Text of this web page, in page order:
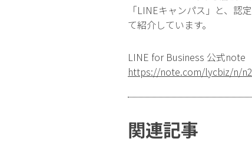
「LINEキャンパス」と、認
て紹介しています。
LINE for Business 公式note
https://note.com/lycbiz/n/
関連記事